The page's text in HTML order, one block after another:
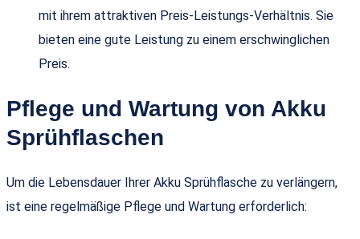
mit ihrem attraktiven Preis-Leistungs-Verhältnis. Sie
bieten eine gute Leistung zu einem erschwinglichen
Preis.
Pflege und Wartung von Akku
Sprühflaschen
Um die Lebensdauer Ihrer Akku Sprühflasche zu verlängern,
ist eine regelmäßige Pflege und Wartung erforderlich: